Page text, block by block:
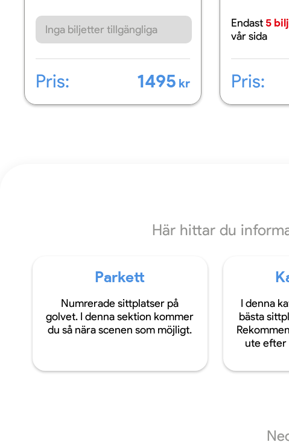
Inga biljetter tillgängliga
Pris: 1495 kr
Endast 5
vår sida
Pris:
Här hittar du
Parkett
Numrerade sittplatser på
golvet. I denna sektion kommer
du så nära scenen som möjligt.
I denna
bästa
ute efter